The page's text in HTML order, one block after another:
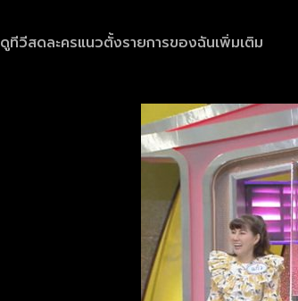
ดูทีวีสดละครแนวตั้งรายการของฉันเพิ่มเติม